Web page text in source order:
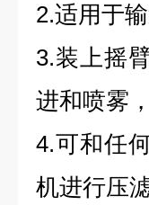
2.适用于
3.装上摇
进和喷雾
4.可和任
机进行压